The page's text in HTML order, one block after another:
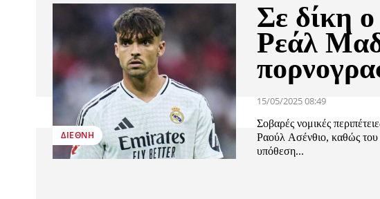
ΔΙΕΘΝΉ
Σε δίκη
Ρεάλ
15/05/2025 08:49
Σοβαρές νομικές
Ραούλ Ασένθιο, καθώς του
υπόθεση...